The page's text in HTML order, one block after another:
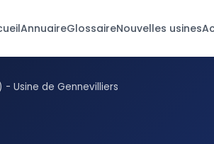
AnnuaireGlossaireNouvelles usines
Usine de Gennevilliers